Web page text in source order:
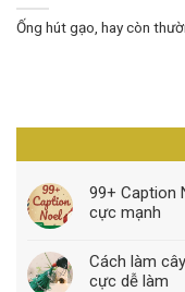
Ống hút gạo, hay còn
99+ Caption
cực mạnh
Cách làm
cực dễ làm